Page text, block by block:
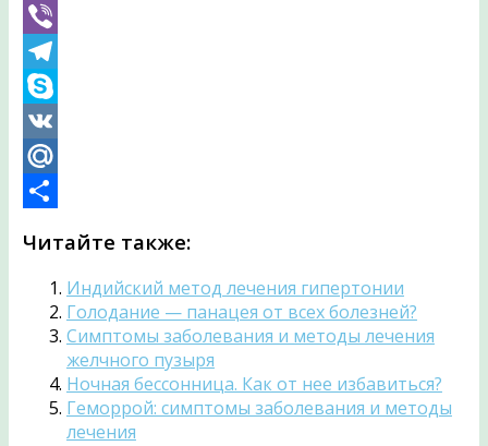
Odnoklassniki
Viber
Telegram
Skype
VK
Mail.Ru
Читайте также:
Индийский метод лечения гипертонии
Голодание — панацея от всех болезней?
Симптомы заболевания и методы лечения
желчного пузыря
Ночная бессонница. Как от нее избавиться?
Геморрой: симптомы заболевания и методы
лечения